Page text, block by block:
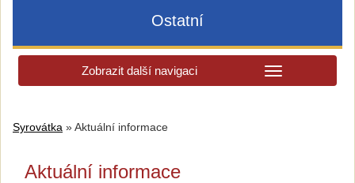
Ostatní
Zobrazit další navigaci
Syrovátka » Aktuální informace
Aktuální informace